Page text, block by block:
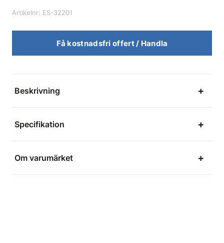
Artikelnr: ES-32201
Få kostnadsfri offert / Handla
Beskrivning
Specifikation
Om varumärket